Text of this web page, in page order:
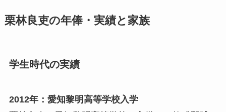
栗林良吏の年俸・実績と家族
学生時代の実績
2012年：愛知黎明高等学校入学